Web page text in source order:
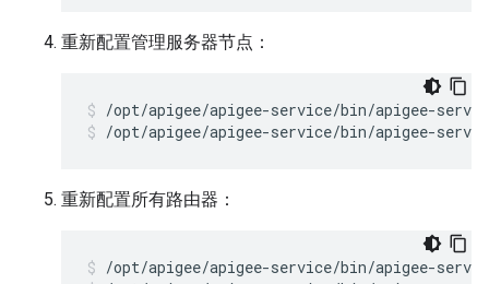
重新配置管理服务器节点：
/opt/apigee/apigee-service/bin/apigee-
/opt/apigee/apigee-service/bin/apigee-
重新配置所有路由器：
/opt/apigee/apigee-service/bin/apigee-